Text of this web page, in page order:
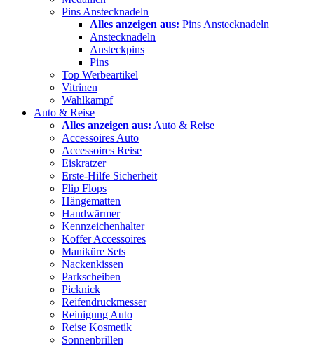
Pins Anstecknadeln
Alles anzeigen aus: Pins Anstecknadeln
Anstecknadeln
Ansteckpins
Pins
Top Werbeartikel
Vitrinen
Wahlkampf
Auto & Reise
Alles anzeigen aus: Auto & Reise
Accessoires Auto
Accessoires Reise
Eiskratzer
Erste-Hilfe Sicherheit
Flip Flops
Hängematten
Handwärmer
Kennzeichenhalter
Koffer Accessoires
Maniküre Sets
Nackenkissen
Parkscheiben
Picknick
Reifendruckmesser
Reinigung Auto
Reise Kosmetik
Sonnenbrillen